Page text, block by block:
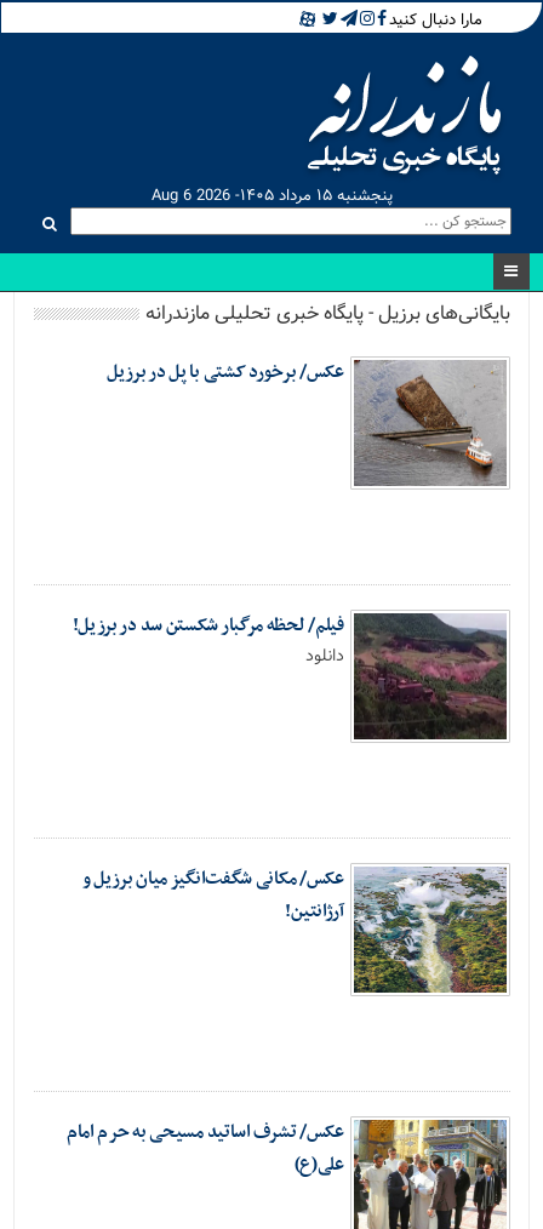
مارا دنبال کنید
پنجشنبه ۱۵ مرداد ۱۴۰۵- Aug 6 2026
بایگانی‌های برزیل - پایگاه خبری تحلیلی مازندرانه
عکس/ برخورد کشتی با پل در برزیل
فیلم/ لحظه مرگبار شکستن سد در برزیل!
دانلود
عکس/ مکانی شگفت‌انگیز میان برزیل و
آرژانتین!
عکس/ تشرف اساتید مسیحی به حرم امام
علی(ع)